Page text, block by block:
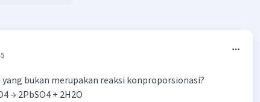
yang bukan merupakan reaksi konproporsionasi?
→ 2PbSO4 + 2H2O